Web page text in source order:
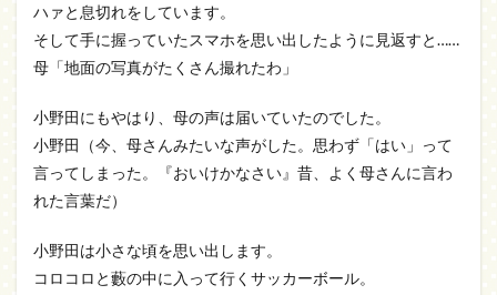
ハァと息切れをしています。
そして手に握っていたスマホを思い出したように見返すと……
母「地面の写真がたくさん撮れたわ」
小野田にもやはり、母の声は届いていたのでした。
小野田（今、母さんみたいな声がした。思わず「はい」って
言ってしまった。『おいけかなさい』昔、よく母さんに言わ
れた言葉だ）
小野田は小さな頃を思い出します。
コロコロと藪の中に入って行くサッカーボール。